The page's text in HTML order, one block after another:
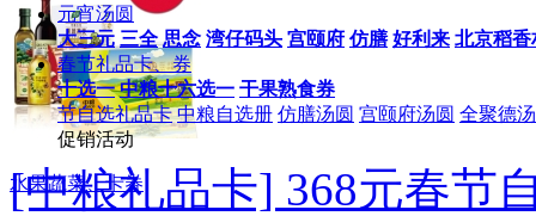
元宵汤圆
大三元 三全 思念 湾仔码头 宫颐府 仿膳 好利来 北京稻香
春节礼品卡、券
十选一 中粮十六选一 干果熟食券
节自选礼品卡 中粮自选册 仿膳汤圆 宫颐府汤圆 全聚德
促销活动
水果蔬菜、卡券
[中粮礼品卡] 368元春节